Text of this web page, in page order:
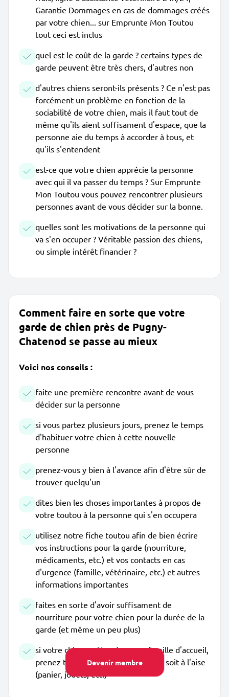
Devenir membre
Garantie Dommages en cas de dommages créés
par votre chien... sur Emprunte Mon Toutou
tout ceci est inclus
quel est le coût de la garde ? certains types de
garde peuvent être très chers, d'autres non
d'autres chiens seront-ils présents ? Ce n'est pas
forcément un problème en fonction de la
sociabilité de votre chien, mais il faut tout de
même qu'ils aient suffisament d'espace, que la
personne aie du temps à accorder à tous, et
qu'ils s'entendent
est-ce que votre chien apprécie la personne
avec qui il va passer du temps ? Sur Emprunte
Mon Toutou vous pouvez rencontrer plusieurs
personnes avant de vous décider sur la bonne.
quelles sont les motivations de la personne qui
va s'en occuper ? Véritable passion des chiens,
ou simple intérêt financier ?
Comment faire en sorte que votre
garde de chien près de Pugny-
Chatenod se passe au mieux
Voici nos conseils :
faite une première rencontre avant de vous
décider sur la personne
si vous partez plusieurs jours, prenez le temps
d'habituer votre chien à cette nouvelle
personne
prenez-vous y bien à l'avance afin d'être sûr de
trouver quelqu'un
dites bien les choses importantes à propos de
votre toutou à la personne qui s'en occupera
utilisez notre fiche toutou afin de bien écrire
vos instructions pour la garde (nourriture,
médicaments, etc.) et vos contacts en cas
d'urgence (famille, vétérinaire, etc.) et autres
informations importantes
faites en sorte d'avoir suffisament de
nourriture pour votre chien pour la durée de la
garde (et même un peu plus)
si votre chien va être dans une famille d'accueil,
prenez tout le nécessaire pour qu'il soit à l'aise
(panier, jouets, etc.)